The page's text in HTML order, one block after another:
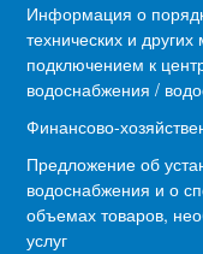
Информация о
технических и
подключением к
водоснабжения /
Финансово-
Предложение об
водоснабжения и о
объемах товаров,
услуг